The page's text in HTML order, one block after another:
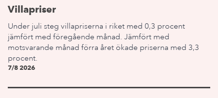
Villapriser
Under juli steg villapriserna i riket med 0,3 procent
jämfört med föregående månad. Jämfört med
motsvarande månad förra året ökade priserna med 3,3
procent.
7/8 2026